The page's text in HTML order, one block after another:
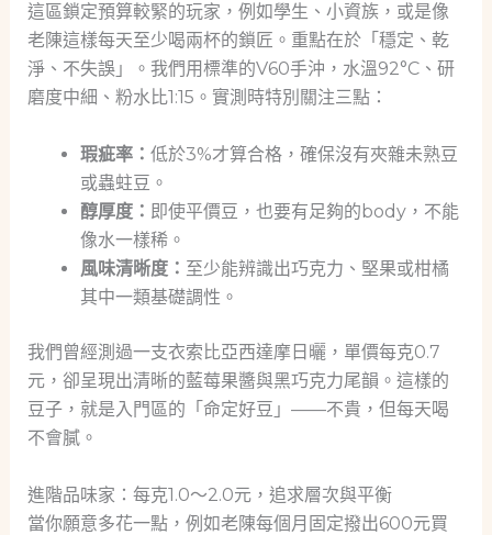
這區鎖定預算較緊的玩家，例如學生、小資族，或是像
老陳這樣每天至少喝兩杯的鎖匠。重點在於「穩定、乾
淨、不失誤」。我們用標準的V60手沖，水溫92°C、研
磨度中細、粉水比1:15。實測時特別關注三點：
瑕疵率： 低於3%才算合格，確保沒有夾雜未熟豆
或蟲蛀豆。
醇厚度： 即使平價豆，也要有足夠的body，不能
像水一樣稀。
風味清晰度： 至少能辨識出巧克力、堅果或柑橘
其中一類基礎調性。
我們曾經測過一支衣索比亞西達摩日曬，單價每克0.7
元，卻呈現出清晰的藍莓果醬與黑巧克力尾韻。這樣的
豆子，就是入門區的「命定好豆」——不貴，但每天喝
不會膩。
進階品味家：每克1.0～2.0元，追求層次與平衡
當你願意多花一點，例如老陳每個月固定撥出600元買